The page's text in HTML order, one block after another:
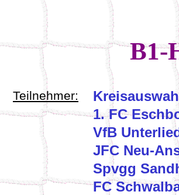
B1-
Teilnehmer:
1. FC
VfB
JFC Neu-
Spvgg
FC